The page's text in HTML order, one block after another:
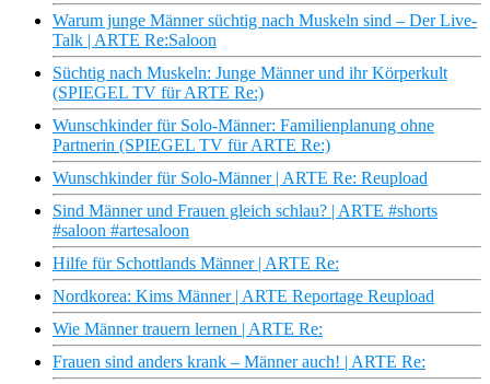
Warum junge Männer süchtig nach Muskeln sind – Der Live-
Talk | ARTE Re:Saloon
Süchtig nach Muskeln: Junge Männer und ihr Körperkult
(SPIEGEL TV für ARTE Re:)
Wunschkinder für Solo-Männer: Familienplanung ohne
Partnerin (SPIEGEL TV für ARTE Re:)
Wunschkinder für Solo-Männer | ARTE Re: Reupload
Sind Männer und Frauen gleich schlau? | ARTE #shorts
#saloon #artesaloon
Hilfe für Schottlands Männer | ARTE Re:
Nordkorea: Kims Männer | ARTE Reportage Reupload
Wie Männer trauern lernen | ARTE Re:
Frauen sind anders krank – Männer auch! | ARTE Re: